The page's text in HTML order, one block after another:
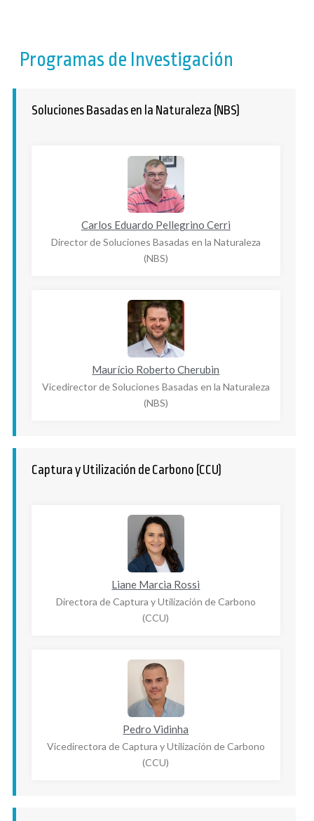
Programas de Investigación
Soluciones Basadas en la Naturaleza (NBS)
Carlos Eduardo Pellegrino Cerri
Director de Soluciones Basadas en la Naturaleza
(NBS)
Maurício Roberto Cherubin
Vicedirector de Soluciones Basadas en la Naturaleza
(NBS)
Captura y Utilización de Carbono (CCU)
Liane Marcia Rossi
Directora de Captura y Utilización de Carbono
(CCU)
Pedro Vidinha
Vicedirectora de Captura y Utilización de Carbono
(CCU)